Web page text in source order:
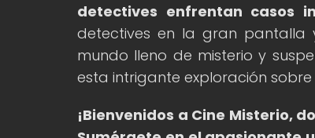
detectives enfrentan casos
detectives en la gran pantalla
mundo lleno de misterio y
esta intrigante exploración
¡Bienvenidos a Cine Misterio,